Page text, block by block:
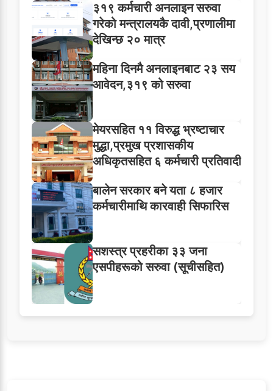
३१९ कर्मचारी अनलाइन सरुवा
गरेको मन्त्रालयकै दावी,प्रणालीमा
देखिन्छ २० मात्र
महिना दिनमै अनलाइनबाट २३ सय
आवेदन,३१९ को सरुवा
मेयरसहित ११ विरुद्ध भ्रष्टाचार
मुद्धा,प्रमुख प्रशासकीय
अधिकृतसहित ६ कर्मचारी प्रतिवादी
बालेन सरकार बने यता ८ हजार
कर्मचारीमाथि कारवाही सिफारिस
सशस्त्र प्रहरीका ३३ जना
एसपीहरूको सरुवा (सूचीसहित)